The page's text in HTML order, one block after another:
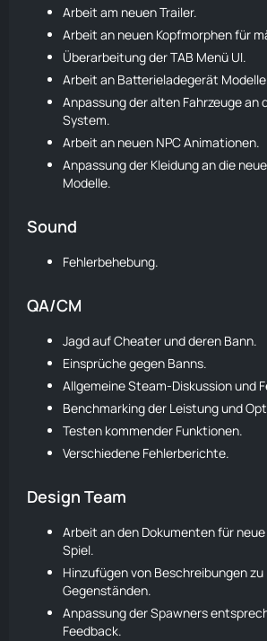
Arbeit am neuen Trailer.
Arbeit an neuen Kopfmorphen für
Überarbeitung der TAB Menü UI.
Arbeit an Batterieladegerät
Anpassung der alten Fahrzeuge an
System.
Arbeit an neuen NPC Animationen.
Anpassung der Kleidung an die
Modelle.
Sound
Fehlerbehebung.
QA/CM
Jagd auf Cheater und deren Bann.
Einsprüche gegen Banns.
Allgemeine Steam-Diskussion und
Benchmarking der Leistung und
Testen kommender Funktionen.
Verschiedene Fehlerberichte.
Design Team
Arbeit an den Dokumenten für
Spiel.
Hinzufügen von Beschreibungen zu
Gegenständen.
Anpassung der Spawners
Feedback.